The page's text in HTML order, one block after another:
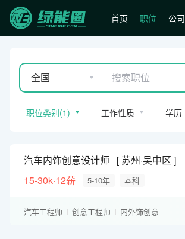
首页 职位 公司
全国
职位类别(1) 工作性质 学历
汽车内饰创意设计师
苏州·吴中区
15-30k·12薪
5-10年 本科
汽车工程师 创意工程师 内外饰创意